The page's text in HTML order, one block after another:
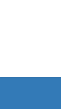
ス
ン